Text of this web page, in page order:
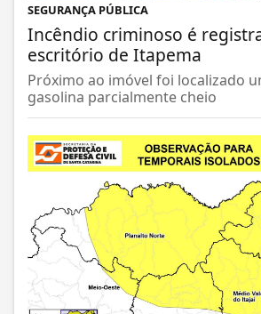
SEGURANÇA PÚBLICA
Incêndio criminoso é
escritório de Itapema
Próximo ao imóvel foi localizado
gasolina parcialmente cheio